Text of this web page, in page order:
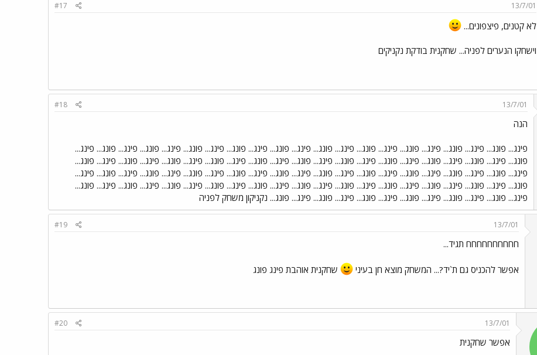
13/7/01
#17
לא קטנים, פיצפונים...
וישחקו הנערים לפניה... שחקנית בודקת נקניקים
13/7/01
#18
הנה
פינג... פונג... פינג... פונג... פינג... פונג... פינג... פונג... פינג... פונג... פינג... פונג... פינג... פונג... פינג... פונג... פינג... פונג... פינג... פונג... פינג...
פונג... פינג... פונג... פינג... פונג... פינג... פונג... פינג... פונג... פינג... פונג... פינג... פונג... פינג... פונג... פינג... פונג... פינג... פונג... פינג... פונג...
פינג... פונג... פינג... פונג... פינג... פונג... פינג... פונג... פינג... פונג... פינג... פונג... פינג... פונג... פינג... פונג... פינג... פונג... פינג... פונג... פינג...
פונג... פינג... פונג... פינג... פונג... פינג... פונג... פינג... פונג... פינג... פונג... פינג... פונג... פינג... פונג... פינג... פונג... פינג... פונג... פינג... פונג...
פינג... פונג... פינג... פונג... פינג... פונג... פינג... פונג... פינג... פונג... פינג... פונג... נקניקון משחק לפניה
13/7/01
#19
חחחחחחחחחח תגיד...
אפשר להכניס גם ת`יד?... המשחק מוצא חן בעיני שחקנית אוהבת פינג פונג
13/7/01
#20
אפשר שחקנית